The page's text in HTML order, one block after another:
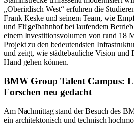
„Oberirdisch West“ erfuhren die
Frank Keske und seinem Team, wie
und Flügelbahnhof bei laufendem
einem Investitionsvolumen von rund 18
Projekt zu den bedeutendsten
und zeigt, wie städtebauliche Vision und
Hand gehen können.
BMW Group Talent Campus:
Forschen neu gedacht
Am Nachmittag stand der Besuch des
ein architektonisch und technisch